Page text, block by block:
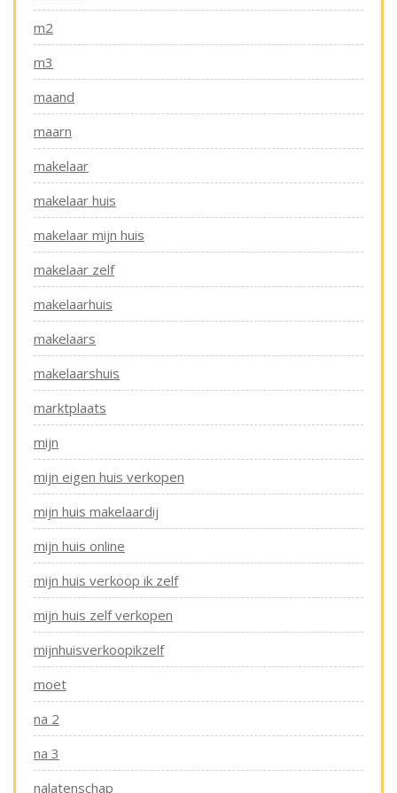
m2
m3
maand
maarn
makelaar
makelaar huis
makelaar mijn huis
makelaar zelf
makelaarhuis
makelaars
makelaarshuis
marktplaats
mijn
mijn eigen huis verkopen
mijn huis makelaardij
mijn huis online
mijn huis verkoop ik zelf
mijn huis zelf verkopen
mijnhuisverkoopikzelf
moet
na 2
na 3
nalatenschap